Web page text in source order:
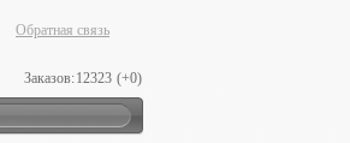
Обратная связь
Заказов:12323 (+0)